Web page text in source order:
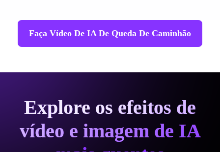
Faça Vídeo De IA De Queda De Caminhão
Explore os efeitos de
vídeo e imagem de IA